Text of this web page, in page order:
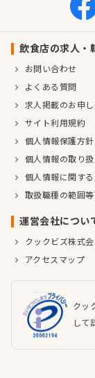
飲食店の求人・
お問い合わせ
よくある質問
求人掲載のお申し
サイト利用規約
個人情報保護方針
個人情報の取り
個人情報に関す
取扱職種の範囲
運営会社につい
クックビズ株式
アクセスマップ
クッ
して